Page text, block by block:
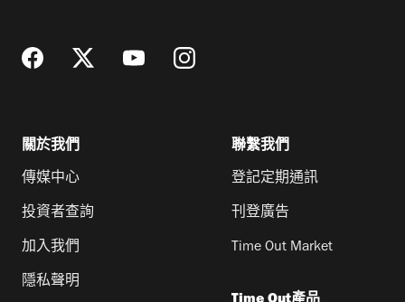
關於我們
傳媒中心
投資者查詢
加入我們
隱私聲明
聯繫我們
登記定期通訊
刊登廣告
Time Out Market